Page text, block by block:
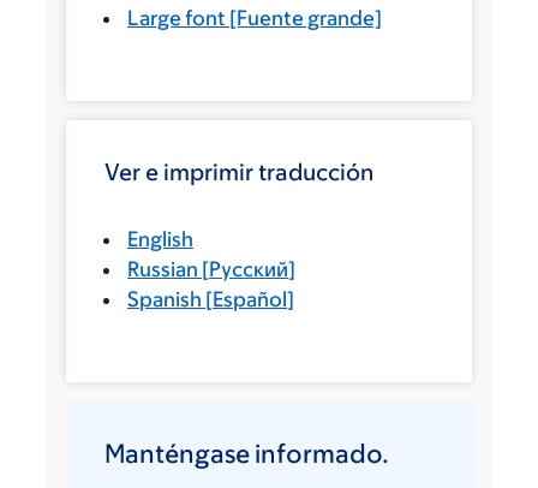
Large font [Fuente grande]
Ver e imprimir traducción
English
Russian [Русский]
Spanish [Español]
Manténgase informado.